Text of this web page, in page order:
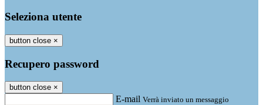
Seleziona utente
button close ×
Recupero password
button close ×
E-mail Verrà inviato un messaggio